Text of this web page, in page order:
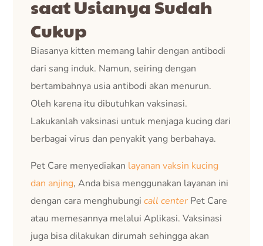
saat Usianya Sudah
Cukup
Biasanya kitten memang lahir dengan antibodi
dari sang induk. Namun, seiring dengan
bertambahnya usia antibodi akan menurun.
Oleh karena itu dibutuhkan vaksinasi.
Lakukanlah vaksinasi untuk menjaga kucing dari
berbagai virus dan penyakit yang berbahaya.
Pet Care menyediakan layanan vaksin kucing
dan anjing, Anda bisa menggunakan layanan ini
dengan cara menghubungicall center Pet Care
atau memesannya melalui Aplikasi. Vaksinasi
juga bisa dilakukan dirumah sehingga akan